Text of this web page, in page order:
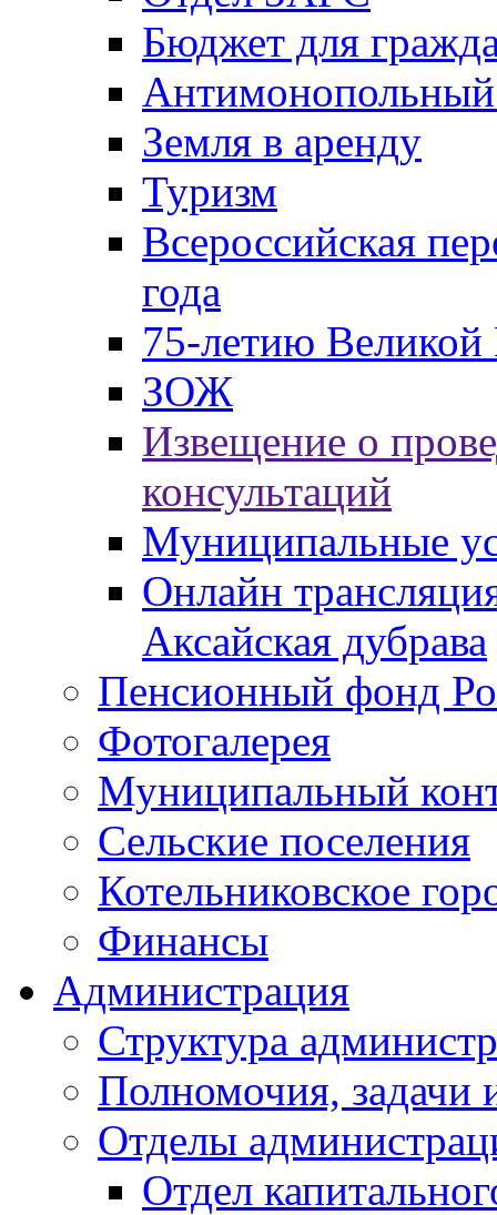
Бюджет для
Антимонопольный
Земля в аренду
Туризм
Всероссийская
года
75-летию
ЗОЖ
Извещение о
консультаций
Муниципальные
Онлайн
Аксайская дубрава
Пенсионный фонд
Фотогалерея
Муниципальный
Сельские поселения
Котельниковское
Финансы
Администрация
Структура
Полномочия, задачи
Отделы
Отдел